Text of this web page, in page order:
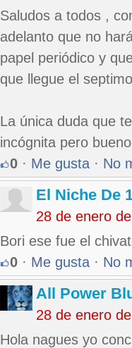
Saludos a todos ,
adelanto que no
papel periódico y
que llegue el
La única duda que
incógnita pero
0 · Me gusta · No
El Niche De
28 de enero
Bori ese fue el
0 · Me gusta · No
All Power
28 de enero
Hola nagues yo